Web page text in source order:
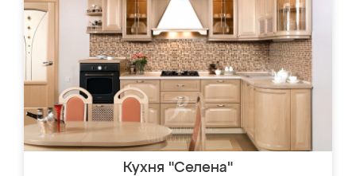
Кухня "Селена"